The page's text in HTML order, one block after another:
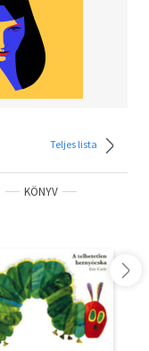
Teljes lista
KÖNYV